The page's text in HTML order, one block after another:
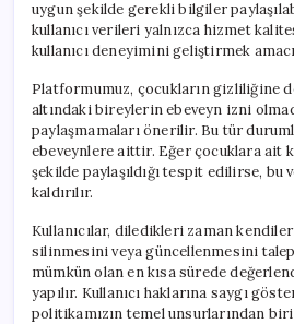
uygun şekilde gerekli bilgiler
kullanıcı verileri yalnızca hizmet
kullanıcı deneyimini geliştirmek
Platformumuz, çocukların gizliliğine
altındaki bireylerin ebeveyn izni
paylaşmamaları önerilir. Bu tür
ebeveynlere aittir. Eğer çocuklara ait
şekilde paylaşıldığı tespit edilirse,
kaldırılır.
Kullanıcılar, diledikleri zaman
silinmesini veya güncellenmesini
mümkün olan en kısa sürede
yapılır. Kullanıcı haklarına saygı
politikamızın temel unsurlarından